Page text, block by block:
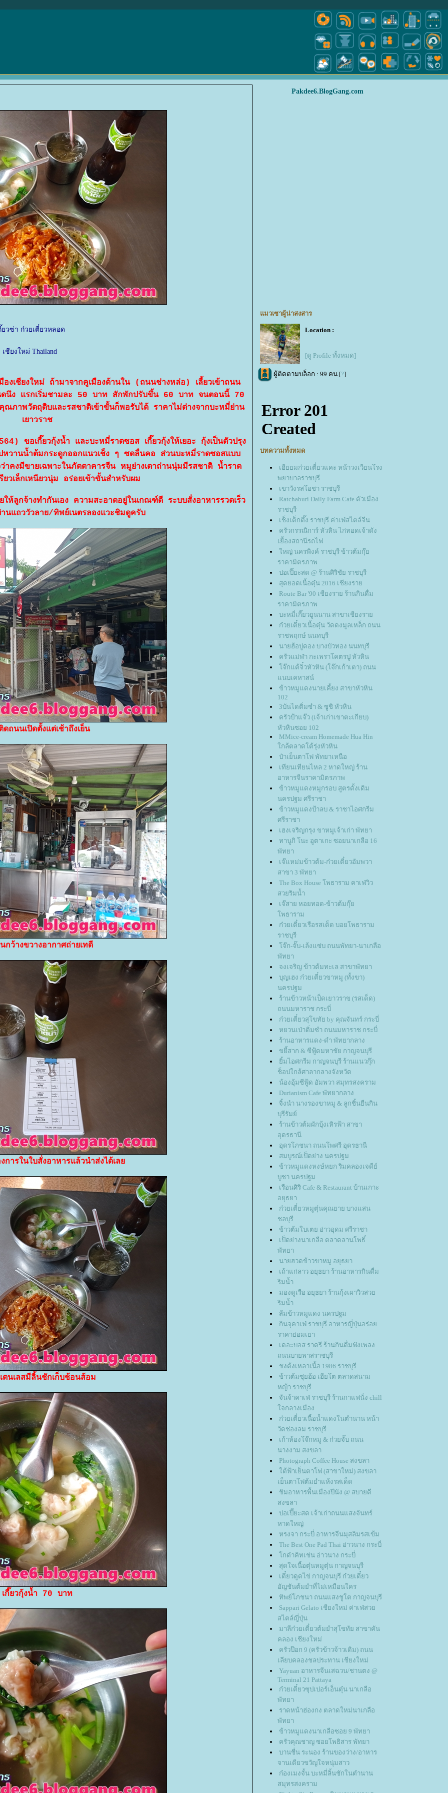
วซ่า ก๋วยเตี๋ยวหลอด
ชียงใหม่ Thailand
องเชียงใหม่ ถ้ามาจากคูเมืองด้านใน (ถนนช่างหล่อ) เลี้ยวเข้าถนน
นิดนึง แรกเริ่มชามละ 50 บาท สักพักปรับขึ้น 60 บาท จนตอนนี้ 70
ภาพวัตถุดิบและรสชาติเข้าขั้นก็พอรับได้ ราคาไม่ต่างจากบะหมี่ย่าน
เยาวราช
ขอเกี๊ยวกุ้งน้ำ และบะหมี่ราดซอส เกี๊ยวกุ้งให้เยอะ กุ้งเป็นตัวปรุง
วานน้ำต้มกระดูกออกแนวเช็ง ๆ ซดลื่นคอ ส่วนบะหมี่ราดซอสแบบ
คงมีขายเฉพาะในภัตตาคารจีน หมูย่างเตาถ่านนุ่มมีรสชาติ น้ำราด
ยวเล็กเหนียวนุ่ม อร่อยเข้าขั้นสำหรับผม
ห้ลูกจ้างทำกันเอง ความสะอาดอยู่ในเกณฑ์ดี ระบบสั่งอาหารรวดเร็ว
นแถววัวลาย/ทิพย์เนตรลองแวะชิมดูครับ
ดถนนเปิดตั้งแต่เช้าถึงเย็น
กว้างขวางอากาศถ่ายเทดี
การในใบสั่งอาหารแล้วนำส่งได้เล
นเลสมีลิ้นชักเก็บช้อนส้อม
เกี๊ยวกุ้งน้ำ 70 บาท
Pakdee6.BlogGang.com
มวเซาผู้น่าสงสาร
Location :
[ดู Profile ทั้งหมด]
ผู้ติดตามบล็อก : 99 คน [?]
บทความทั้งหมด
เฮียยมก๋วยเตี๋ยวแคะ หน้าวงเวียนโรง
พยาบาลราชบุรี
เขาวังรสโอชา ราชบุรี
Ratchaburi Daily Farm Cafe ตัวเมือง
ราชบุรี
เช็งเต็กตึ๊ง ราชบุรี ค่าเฟ่สไตล์จีน
ครัวกรรณิการ์ หัวหิน ไก่ทอดเจ้าดัง
เยื้องสถานีรถไฟ
หญ่ นครพิงค์ ราชบุรี ข้าวต้มกุ๊
ราคามิตรภาพ
ปอเปี๊ยะสด @ ร้านศิริชัย ราชบุรี
สุดยอดเนื้อตุ๋น 2016 เชียงรา
Route Bar '90 เชียงราย ร้านกินดื่ม
ราคามิตรภาพ
บะหมี่เกี๊ยวยูนนาน สาขาเชียงรา
ก๋วยเตี๋ยวเนื้อตุ๋น วัดดงมูลเหล็ก ถนน
ราชพฤกษ์ นนทบุรี
นายฮ้อปูดอง บางบัวทอง นนทบุรี
ครัวแม่ฬา กะเพราโคตรปู หัวหิน
จ๊กแต้จิ๋วหัวหิน (โจ๊กเก้าเตา) ถนน
นบเคหาสน์
ข้าวหมูแดงนายเคี้ยง สาขาหัวหิน
102
3บันไดติ่มซำ & ซูชิ หัวหิน
ครัวป้าแจ๊ว (เจ้าเก่าเขาตะเกียบ)
หัวหินซอย 102
MMice-cream Homemade Hua Hin
กล้ตลาดโต้รุ่งหัวหิน
ป๋าเย็นตาโฟ พัทยาเหนือ
เทียนเทียนไหล 2 หาดใหญ่ ร้าน
อาหารจีนราคามิตรภาพ
ข้าวหมูแดงหมูกรอบ สูตรดั้งเดิม
นครปฐม ศรีราชา
ข้าวหมูแดงป้าลบ & ราชาไอศกรีม
ศรีราชา
เฮงเจริญกรุง ขาหมูเจ้าเก่า พัทยา
ทานูกิ โนะ อูตาเกะ ซอยนาเกลือ 16
พัทยา
เจ๊แหม่มข้าวต้ม-ก๋วยเตี๋ยวอัมพวา
สาขา 3 พัทยา
The Box House โพธาราม คาเฟ่วิว
สวยริมน้ำ
เจ๊สาย หอยทอด-ข้าวต้มกุ๊
พธาราม
ก๋วยเตี๋ยวเรือรสเด็ด บอยโพธาราม
ราชบุรี
จ๊ก-จั๊บ-เล้งแซ่บ ถนนพัทยา-นาเกลือ
พัทยา
จงเจริญ ข้าวต้มทะเล สาขาพัทยา
บุญเฮง ก๋วยเตี๋ยวขาหมู (ทั้งขา)
นครปฐม
ร้านข้าวหน้าเป็ดเยาวราข (รสเด็ด)
ถนนมหาราช กระบี่
ก๋วยเตี๋ยวสุโขทัย by คุณจันทร์ กระบี่
หยวนเป่าติ่มซำ ถนนมหาราช กระบี่
ร้านอาหารแดง-ดำ พัทยากลาง
ขยี้สาก & ซีฟู้ดมหาชัย กาญจนบุรี
ิ้มไอศกรีม กาญจนบุรี ร้านแนวกุ๊ก
ช็อปใกล้ศาลากลางจังหวัด
น้องอุ้มซีฟู้ด อัมพวา สมุทรสงคราม
Durianism Cafe พัทยากลาง
จิ้งนำ นางรองขาหมู & ลูกชิ้นยืนกิน
บุรีรัมย์
ร้านข้าวต้มผักบุ้งเหิรฟ้า สาขา
อุดรธานี
อุดรโภชนา ถนนโพศรี อุดรธานี
สมบูรณ์เป็ดย่าง นครปฐม
ข้าวหมูแดงหงษ์หยก ริมคลองเจดีย์
บูชา นครปฐม
เรือนศิริ Cafe & Restaurant บ้านเกาะ
อยุธยา
ก๋วยเตี๋ยวหมูตุ๋นคุณยาย บางแสน
ชลบุรี
ข้าวต้มใบเตย อ่าวอุดม ศรีราชา
เป็ดย่างนาเกลือ ตลาดลานโพธิ์
พัทยา
นายฮวดข้าวขาหมู อยุธยา
เถ้าแก่ลาว อยุธยา ร้านอาหารกินดื่ม
ริมน้ำ
มองดูเรือ อยุธยา ร้านกุ้งเผาวิวสว
ริมน้ำ
ส้มข้าวหมูแดง นครปฐม
กินจุคาเฟ่ ราชบุรี อาหารญี่ปุ่นอร่อ
ราคาย่อมเยา
เดอะบอส ราดรี ร้านกินดื่มฟังเพลง
ถนนบายพาสราชบุรี
ชงต้งเหลาเนื้อ 1986 ราชบุรี
ข้าวต้มซุ่ยฮ้อ เฮียโต ตลาดสนาม
หญ้า ราชบุรี
จันจ้าคาเฟ่ ราชบุรี ร้านกาแฟนั่ง chill
จกลางเมือง
ก๋วยเตี๋ยวเนื้อน้ำแดงในตำนาน หน้า
วัดช่องลม ราชบุรี
เก้าห้องโจ๊กหมู & ก๋วยจั๊บ ถนน
นางงาม สงขลา
Photograph Coffee House สงขลา
ต้ฟ้าเย็นตาโฟ (สาขาใหม่) สงขลา
เย็นตาโฟต้มยำแห้งรสเด็ด
ชิมอาหารพื้นเมืองปีนัง @ สบายดี
สงขลา
ปอเปี๊ยะสด เจ้าเก่าถนนแสงจันทร์
หาดใหญ่
หรงจา กระบี่ อาหารจีนมุสลิมรสเข้ม
The Best One Pad Thai อ่าวนาง กระบี่
กดำคิทเช่น อ่าวนาง กระบี่
สุดใจเนื้อตุ๋นหมูตุ๋น กาญจนบุรี
เตี๋ยวดูดไข่ กาญจนบุรี ก๋วยเตี๋ยว
อัญชันต้มยำที่ไม่เหมือนใคร
ทิพย์โภชนา ถนนแสงชูโต กาญจนบุรี
Sappari Gelato เชียงใหม่ ค่าเฟ่สว
สไตล์ญี่ปุ่น
มาลีก๋วยเตี๋ยวต้มยำสุโขทัย สาขาคัน
คลอง เชียงใหม่
ครัวป๊อก 9 (ครัวข้าวจ้าวเดิม) ถนน
เลียบคลองชลประทาน เชียงใหม่
Yayuan อาหารจีนเสฉวน/ชานตง @
Terminal 21 Pattaya
ก๋วยเตี๋ยวซุปเปอร์เอ็นตุ๋น นาเกลือ
พัทยา
ราดหน้าฮ่องกง ตลาดใหม่นาเกลือ
พัทยา
ข้าวหมูแดงนาเกลือซอย 9 พัทยา
ครัวคุณชาญ ซอยโพธิสาร พัทยา
บานชื่น ระนอง ร้านของว่าง/อาหาร
จานเดียวขวัญใจหนุ่มสาว
ก๋องเมงจั้น บะหมี่ลิ้นชักในตำนาน
สมุทรสงคราม